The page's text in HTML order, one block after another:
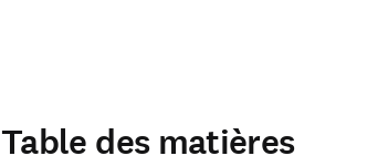
Table des matières